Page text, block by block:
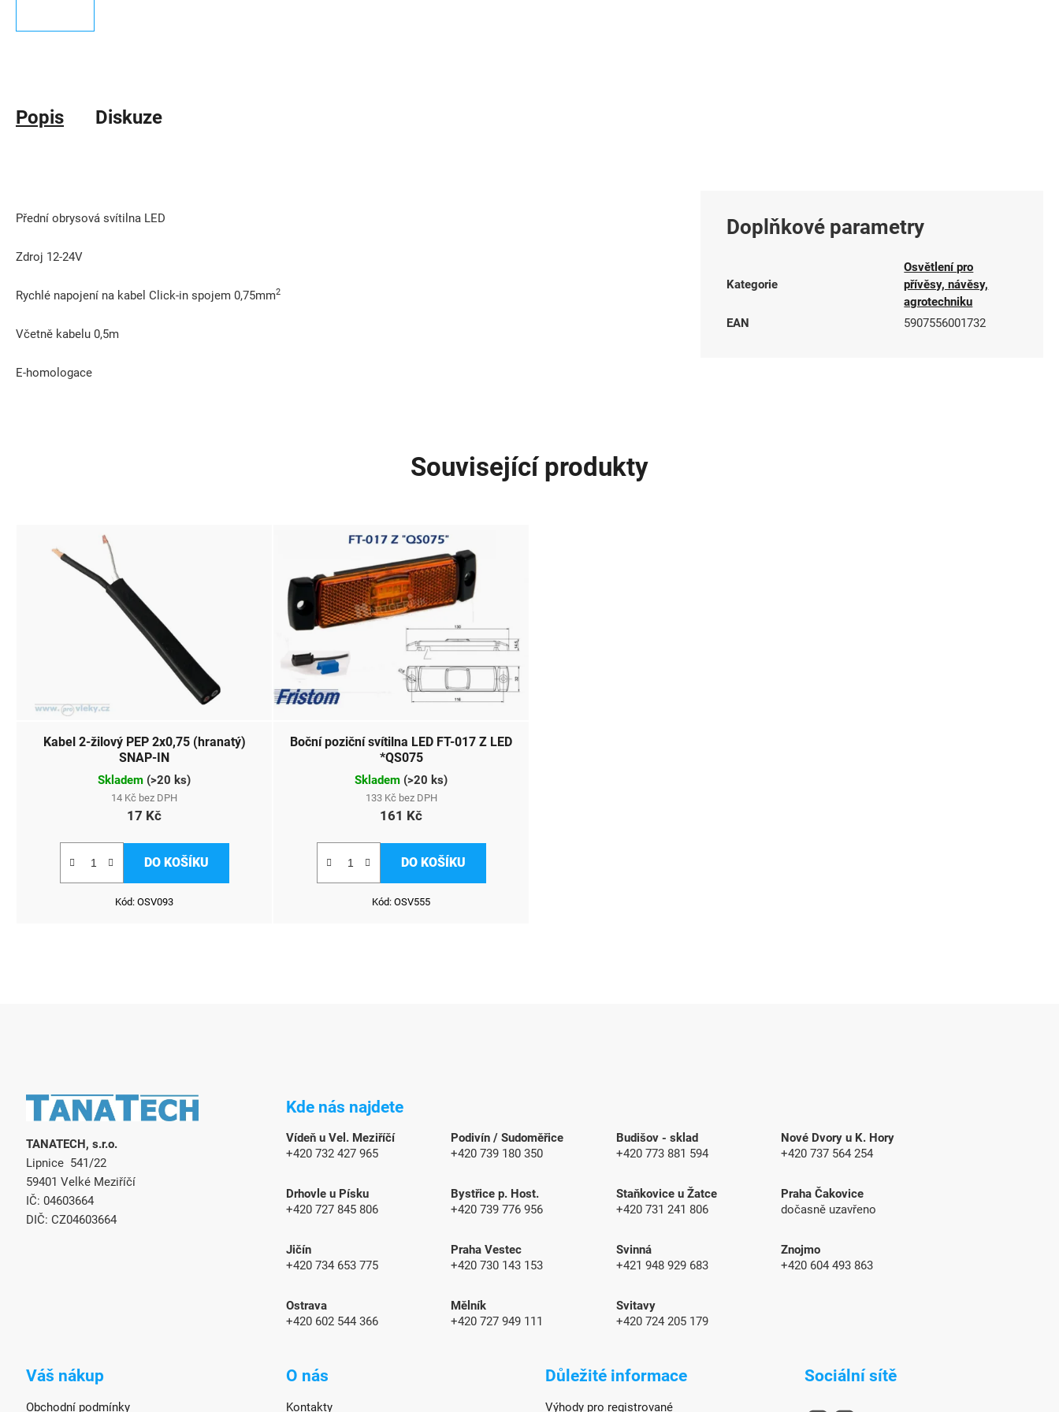
Popis Diskuze
Přední obrysová svítilna LED
Zdroj 12-24V
Rychlé napojení na kabel Click-in spojem 0,75mm2
Včetně kabelu 0,5m
E-homologace
Doplňkové parametry
Kategorie
Osvětlení pro
přívěsy, návěsy,
agrotechniku
EAN
5907556001732
Související produkty
Kabel 2-žilový PEP 2x0,75 (hranatý)
SNAP-IN
Skladem (>20 ks)
14 Kč bez DPH
17 Kč
DO KOŠÍKU
Kód: OSV093
Boční poziční svítilna LED FT-017 Z LED
*QS075
Skladem (>20 ks)
133 Kč bez DPH
161 Kč
DO KOŠÍKU
Kód: OSV555
TANATECH, s.r.o.
Lipnice 541/22
59401 Velké Meziříčí
IČ: 04603664
DIČ: CZ04603664
Kde nás najdete
Vídeň u Vel. Meziříčí
+420 732 427 965
Podivín / Sudoměřice
+420 739 180 350
Budišov - sklad
+420 773 881 594
Nové Dvory u K. Hory
+420 737 564 254
Drhovle u Písku
+420 727 845 806
Bystřice p. Host.
+420 739 776 956
Staňkovice u Žatce
+420 731 241 806
Praha Čakovice
dočasně uzavřeno
Jičín
+420 734 653 775
Praha Vestec
+420 730 143 153
Svinná
+421 948 929 683
Znojmo
+420 604 493 863
Ostrava
+420 602 544 366
Mělník
+420 727 949 111
Svitavy
+420 724 205 179
Váš nákup
Obchodní podmínky
O nás
Kontakty
Důležité informace
Výhody pro registrované
Sociální sítě